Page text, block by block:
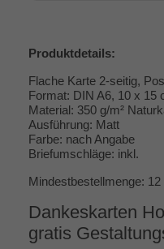
Produktdetails:
Flache Karte 2-seitig,
Format: DIN A6, 10 x 15
Material: 350 g/m²
Ausführung: Matt
Farbe: nach Angabe
Briefumschläge: inkl.
Mindestbestellmenge: 12
Dankeskarten
gratis